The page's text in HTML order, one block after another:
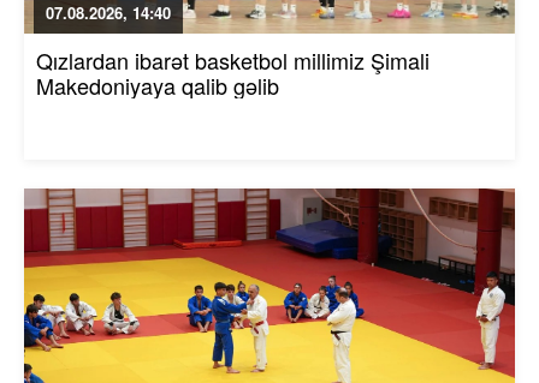
07.08.2026, 14:40
Qızlardan ibarət basketbol millimiz Şimali
Makedoniyaya qalib gəlib